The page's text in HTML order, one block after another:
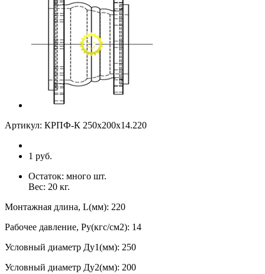
Артикул: КРПФ-К 250х200х14.220
1 руб.
Остаток: много шт.
Вес: 20 кг.
Монтажная длина, L(мм): 220
Рабочее давление, Ру(кгс/см2): 14
Условный диаметр Ду1(мм): 250
Условный диаметр Ду2(мм): 200